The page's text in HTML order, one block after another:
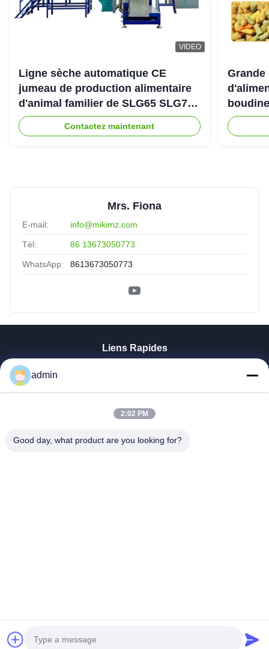
VIDEO
Ligne sèche automatique CE
jumeau de production alimentaire
d'animal familier de SLG65 SLG70
de boudineuse à vis de parallèle
Contactez maintenant
sortie
Mrs. Fiona
E-mail: info@mikimz.com
Tél: 86 13673050773
WhatsApp: 8613673050773
Liens Rapides
A Propos De Nous
Contrôle De La Qualité
© 2026 Tianjin Mikim Technique Co., Ltd.. All Rights Reserved.
admin
2:02 PM
Good day, what product are you looking for?